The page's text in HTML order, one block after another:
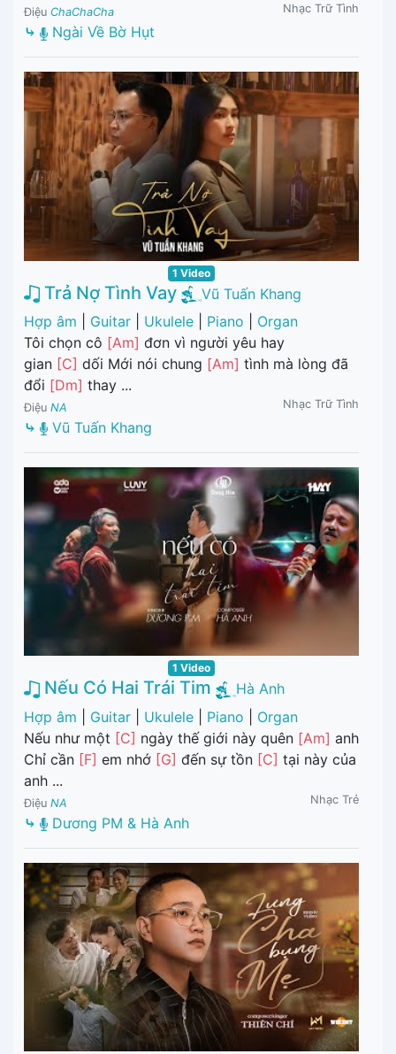
Điệu ChaChaCha Nhạc Trữ Tình
⤷ Ngài Về Bờ Hụt
1 Video
Trả Nợ Tình Vay
Vũ Tuấn Khang
Hợp âm
Guitar Ukulele Piano
Organ
Tôi chọn cô [Am] đơn vì người yêu hay
gian [C] dối Mới nói chung [Am] tình mà lòng đã
đổi [Dm] thay ...
Điệu NA Nhạc Trữ Tình
⤷ Vũ Tuấn Khang
1 Video
Nếu Có Hai Trái Tim
Hà Anh
Hợp âm
Guitar Ukulele Piano
Organ
Nếu như một [C] ngày thế giới này quên [Am] anh
Chỉ cần [F] em nhớ [G] đến sự tồn [C] tại này của
anh ...
Điệu NA Nhạc Trẻ
⤷ Dương PM & Hà Anh